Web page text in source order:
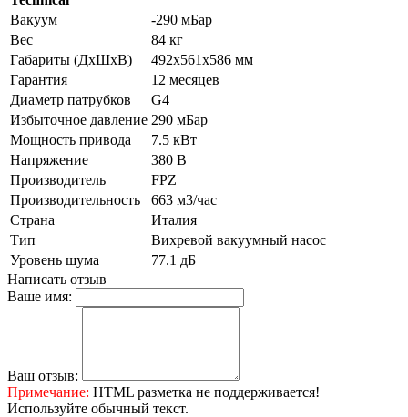
Вакуум
-290 мБар
Вес
84 кг
Габариты (ДхШхВ)
492x561x586 мм
Гарантия
12 месяцев
Диаметр патрубков
G4
Избыточное давление 290 мБар
Мощность привода
7.5 кВт
Напряжение
380 В
Производитель
FPZ
Производительность
663 м3/час
Страна
Италия
Тип
Вихревой вакуумный насос
Уровень шума
77.1 дБ
Написать отзыв
Ваше имя:
Ваш отзыв:
Примечание: HTML разметка не поддерживается!
Используйте обычный текст.